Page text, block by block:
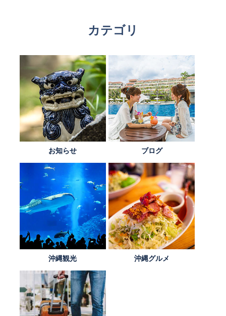
カテゴリ
お知らせ ブログ
沖縄観光 沖縄グルメ